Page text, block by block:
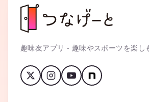
趣味友アプリ - 趣味やスポーツを楽し